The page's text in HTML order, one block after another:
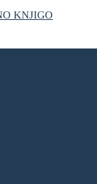
KNJIGO